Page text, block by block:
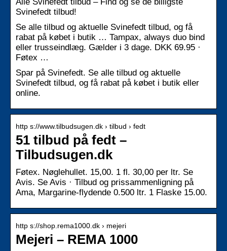
Svinefedt tilbud!
Se alle tilbud og aktuelle Svinefedt tilbud, og få
rabat på købet i butik … Tampax, always duo bind
eller trusseindlæg. Gælder i 3 dage. DKK 69.95 ·
Føtex …
Spar på Svinefedt. Se alle tilbud og aktuelle
Svinefedt tilbud, og få rabat på købet i butik eller
online.
http s://www.tilbudsugen.dk › tilbud › fedt
51 tilbud på fedt –
Tilbudsugen.dk
Føtex. Nøglehullet. 15,00. 1 fl. 30,00 per ltr. Se
Avis. Se Avis · Tilbud og prissammenligning på
Ama, Margarine-flydende 0.500 ltr. 1 Flaske 15.00.
http s://shop.rema1000.dk › mejeri
Mejeri – REMA 1000